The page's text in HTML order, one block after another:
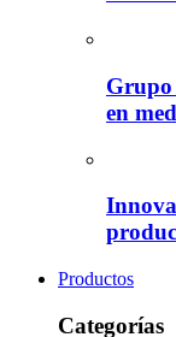
en
Productos
Categorías